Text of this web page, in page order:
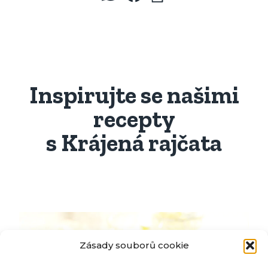
Zásady souborů cookie
Inspirujte se našimi
recepty
s Krájená rajčata